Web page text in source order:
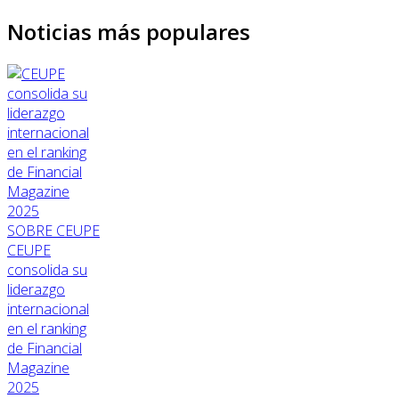
Noticias más populares
SOBRE CEUPE
CEUPE
consolida su
liderazgo
internacional
en el ranking
de Financial
Magazine
2025